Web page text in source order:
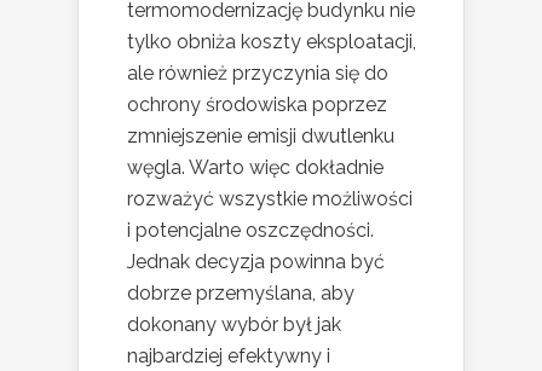
termomodernizację budynku nie
tylko obniża koszty eksploatacji,
ale również przyczynia się do
ochrony środowiska poprzez
zmniejszenie emisji dwutlenku
węgla. Warto więc dokładnie
rozważyć wszystkie możliwości
i potencjalne oszczędności.
Jednak decyzja powinna być
dobrze przemyślana, aby
dokonany wybór był jak
najbardziej efektywny i